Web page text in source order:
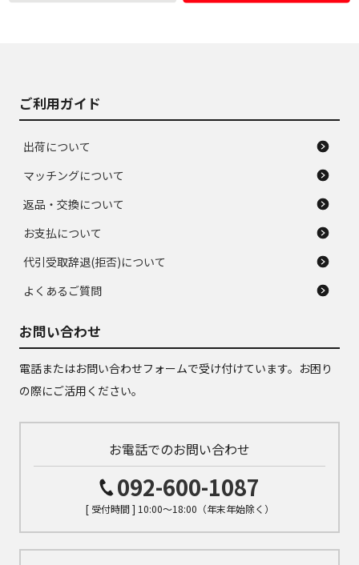
ご利用ガイド
出荷について
マッチングについて
返品・交換について
お支払について
代引受取辞退(拒否)について
よくあるご質問
お問い合わせ
電話またはお問い合わせフォームで受け付けています。お困り
の際にご活用ください。
お電話でのお問い合わせ
092-600-1087
[ 受付時間 ] 10:00～18:00（年末年始除く）